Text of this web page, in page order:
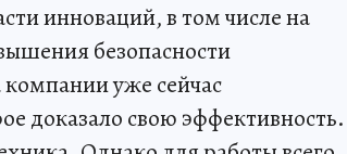
инноваций, в том числе на
безопасности
уже сейчас
доказало свою эффективность.